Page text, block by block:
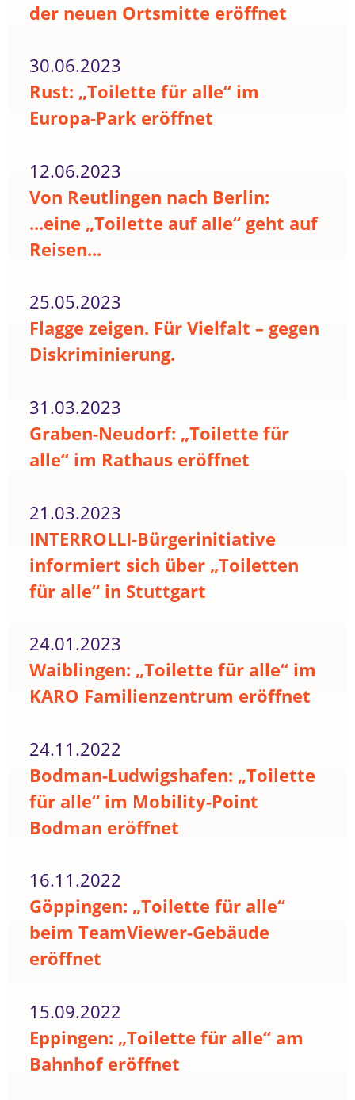
der neuen Ortsmitte eröffnet
30.06.2023
Rust: „Toilette für alle“ im
Europa-Park eröffnet
12.06.2023
Von Reutlingen nach Berlin:
...eine „Toilette auf alle“ geht auf
Reisen...
25.05.2023
Flagge zeigen. Für Vielfalt – gegen
Diskriminierung.
31.03.2023
Graben-Neudorf: „Toilette für
alle“ im Rathaus eröffnet
21.03.2023
INTERROLLI-Bürgerinitiative
informiert sich über „Toiletten
für alle“ in Stuttgart
24.01.2023
Waiblingen: „Toilette für alle“ im
KARO Familienzentrum eröffnet
24.11.2022
Bodman-Ludwigshafen: „Toilette
für alle“ im Mobility-Point
Bodman eröffnet
16.11.2022
Göppingen: „Toilette für alle“
beim TeamViewer-Gebäude
eröffnet
15.09.2022
Eppingen: „Toilette für alle“ am
Bahnhof eröffnet